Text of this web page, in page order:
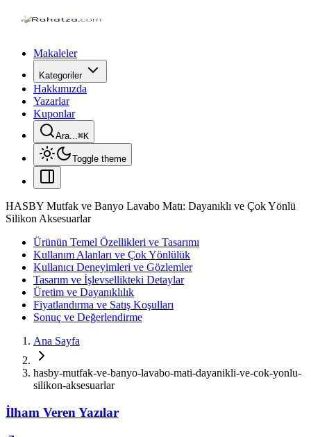
Makaleler
Kategoriler
Hakkımızda
Yazarlar
Kuponlar
Ara...⌘K
Toggle theme
HASBY Mutfak ve Banyo Lavabo Matı: Dayanıklı ve Çok Yönlü
Silikon Aksesuarlar
Ürünün Temel Özellikleri ve Tasarımı
Kullanım Alanları ve Çok Yönlülük
Kullanıcı Deneyimleri ve Gözlemler
Tasarım ve İşlevsellikteki Detaylar
Üretim ve Dayanıklılık
Fiyatlandırma ve Satış Koşulları
Sonuç ve Değerlendirme
Ana Sayfa
hasby-mutfak-ve-banyo-lavabo-mati-dayanikli-ve-cok-yonlu-
silikon-aksesuarlar
İlham Veren Yazılar